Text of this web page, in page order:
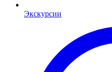
Экскурсии